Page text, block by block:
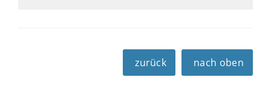
zurück nach oben